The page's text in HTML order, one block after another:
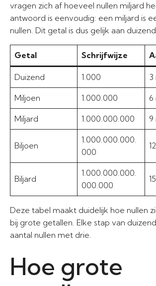
vragen zich af hoeveel nullen miljard
antwoord is eenvoudig: een miljard is
nullen. Dit getal is dus gelijk aan
Getal Schrijfwijze
Duizend 1.000 3
Miljoen 1.000.000 6
Miljard 1.000.000.000 9
Biljoen
1.000.000.000.
000
Biljard
1.000.000.000.
000.000
Deze tabel maakt duidelijk hoe nullen
bij grote getallen. Elke stap van
aantal nullen met drie.
Hoe grote